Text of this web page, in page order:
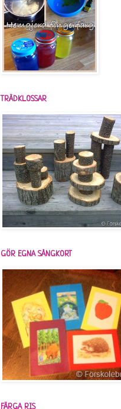
TRÄDKLOSSAR
GÖR EGNA SÅNGKORT
FÄRGA RIS